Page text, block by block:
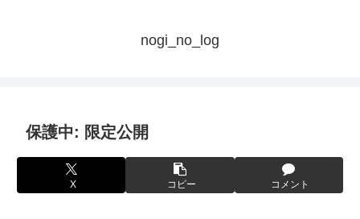
nogi_no_log
保護中: 限定公開
X コピー コメント